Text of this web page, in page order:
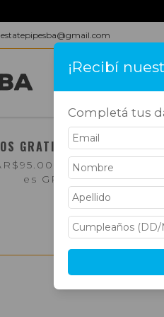
estatepipesba@gmail.com
GRATIS A TODO EL PAÍS
o más y el
es GRATIS!
¡Recibí
Completá tus